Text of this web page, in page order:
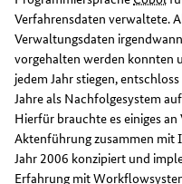
Verfahrensdaten verwaltete.
Verwaltungsdaten
vorgehalten werden konnten
jedem Jahr stiegen,
Jahre als Nachfolgesystem
Hierfür brauchte es einiges
Aktenführung zusammen mit
Jahr 2006 konzipiert und
Erfahrung mit